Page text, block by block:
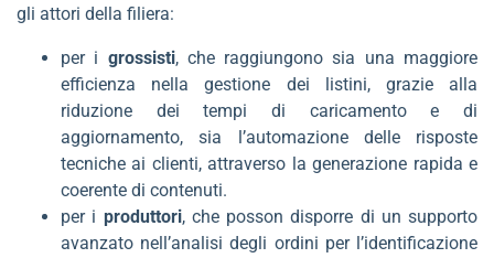
gli attori della filiera:
per i grossisti, che raggiungono sia una maggiore
efficienza nella gestione dei listini, grazie alla
riduzione dei tempi di caricamento e di
aggiornamento, sia l’automazione delle risposte
tecniche ai clienti, attraverso la generazione rapida e
coerente di contenuti.
per i produttori, che posson disporre di un supporto
avanzato nell’analisi degli ordini per l’identificazione